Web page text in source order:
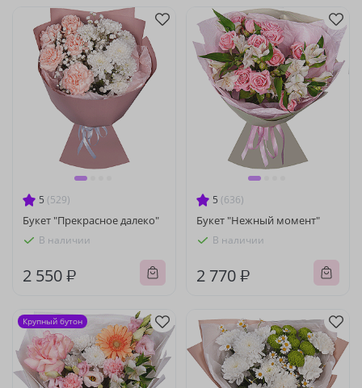
5 (529)
Букет "Прекрасное далеко"
В наличии
2 550 ₽
5 (636)
Букет "Нежный момент"
В наличии
2 770 ₽
Крупный бутон